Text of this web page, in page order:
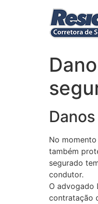
No
também
segurado
condutor.
O advogado
contratação